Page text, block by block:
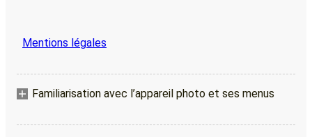
Mentions légales
Familiarisation avec l’appareil photo et ses menus